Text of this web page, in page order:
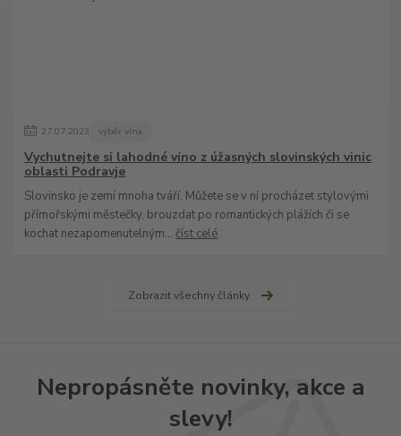
27.07.2023 výběr vína
Vychutnejte si lahodné víno z úžasných slovinských vinic
oblasti Podravje
Slovinsko je zemí mnoha tváří. Můžete se v ní procházet stylovými
přímořskými městečky, brouzdat po romantických plážích či se
kochat nezapomenutelným... číst celé
Zobrazit všechny články
Nepropásněte novinky, akce a
slevy!